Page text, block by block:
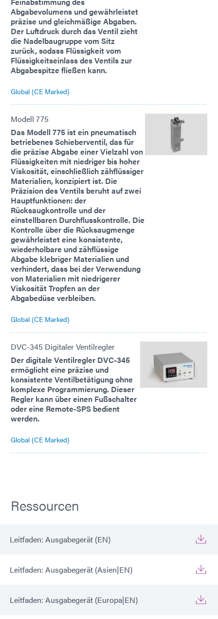
Abgabevolumens und gewährleistet
präzise und gleichmäßige Abgaben.
Der Luftdruck durch das Ventil zieht
die Nadelbaugruppe vom Sitz
zurück, sodass Flüssigkeit vom
Flüssigkeitseinlass des Ventils zur
Abgabespitze fließen kann.
Global (CE Marked)
Modell 775
Das Modell 775 ist ein pneumatisch
betriebenes Schieberventil, das für
die präzise Abgabe einer Vielzahl von
Flüssigkeiten mit niedriger bis hoher
Viskosität, einschließlich zähflüssiger
Materialien, konzipiert ist. Die
Präzision des Ventils beruht auf zwei
Hauptfunktionen: der
Rücksaugkontrolle und der
einstellbaren Durchflusskontrolle. Die
Kontrolle über die Rücksaugmenge
gewährleistet eine konsistente,
wiederholbare und zähflüssige
Abgabe klebriger Materialien und
verhindert, dass bei der Verwendung
von Materialien mit niedrigerer
Viskosität Tropfen an der
Abgabedüse verbleiben.
Global (CE Marked)
DVC-345 Digitaler Ventilregler
Der digitale Ventilregler DVC-345
ermöglicht eine präzise und
konsistente Ventilbetätigung ohne
komplexe Programmierung. Dieser
Regler kann über einen Fußschalter
oder eine Remote-SPS bedient
werden.
Global (CE Marked)
Ressourcen
Leitfaden: Ausgabegerät (EN)
Leitfaden: Ausgabegerät (Asien|EN)
Leitfaden: Ausgabegerät (Europa|EN)